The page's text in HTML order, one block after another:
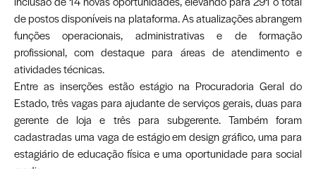
de postos disponíveis na plataforma. As atualizações abrangem
funções operacionais, administrativas e de formação
profissional, com destaque para áreas de atendimento e
atividades técnicas.
Entre as inserções estão estágio na Procuradoria Geral do
Estado, três vagas para ajudante de serviços gerais, duas para
gerente de loja e três para subgerente. Também foram
cadastradas uma vaga de estágio em design gráfico, uma para
estagiário de educação física e uma oportunidade para social